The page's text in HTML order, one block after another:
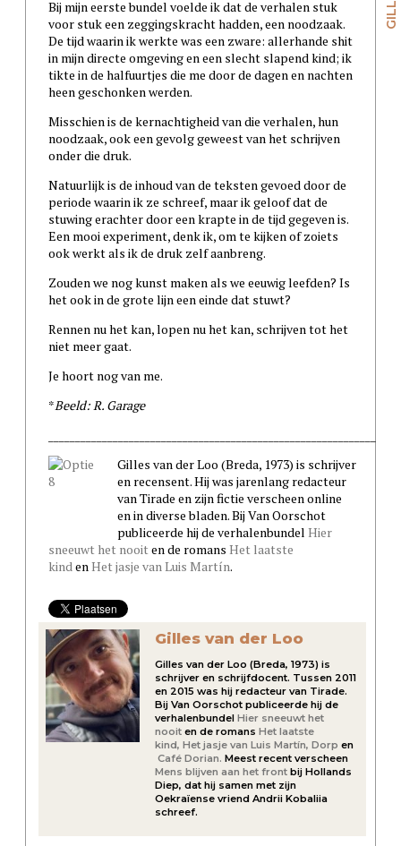
Bij mijn eerste bundel voelde ik dat de verhalen stuk
voor stuk een zeggingskracht hadden, een noodzaak.
De tijd waarin ik werkte was een zware: allerhande shit
in mijn directe omgeving en een slecht slapend kind; ik
tikte in de halfuurtjes die me door de dagen en nachten
heen geschonken werden.
Misschien is de kernachtigheid van die verhalen, hun
noodzaak, ook een gevolg geweest van het schrijven
onder die druk.
Natuurlijk is de inhoud van de teksten gevoed door de
periode waarin ik ze schreef, maar ik geloof dat de
stuwing erachter door een krapte in de tijd gegeven is.
Een mooi experiment, denk ik, om te kijken of zoiets
ook werkt als ik de druk zelf aanbreng.
Zouden we nog kunst maken als we eeuwig leefden? Is
het ook in de grote lijn een einde dat stuwt?
Rennen nu het kan, lopen nu het kan, schrijven tot het
niet meer gaat.
Je hoort nog van me.
*Beeld: R. Garage
Gilles van der Loo (Breda, 1973) is schrijver
en recensent. Hij was jarenlang redacteur
van Tirade en zijn fictie verscheen online
en in diverse bladen. Bij Van Oorschot
publiceerde hij de verhalenbundel Hier
sneeuwt het nooiten de romans Het laatste
kindenHet jasje van Luis Martín.
Gilles van der Loo
Gilles van der Loo (Breda, 1973) is
schrijver en schrijfdocent. Tussen 2011
en 2015 was hij redacteur van Tirade.
Bij Van Oorschot publiceerde hij de
verhalenbundelHier sneeuwt het
nooit en de romansHet laatste
kind, Het jasje van Luis Martín, Dorp en
Café Dorian. Meest recent verscheen
Mens blijven aan het front bij Hollands
Diep, dat hij samen met zijn
Oekraïense vriend Andrii Kobaliia
schreef.